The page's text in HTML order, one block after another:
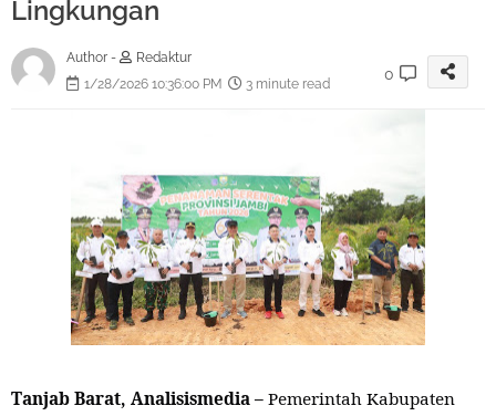
Lingkungan
Author -
Redaktur
1/28/2026 10:36:00 PM
3 minute read
0
Tanjab Barat, Analisismedia – Pemerintah Kabupaten